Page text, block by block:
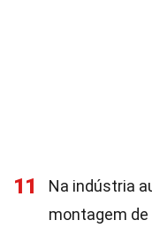
11
Na indústria
montagem de